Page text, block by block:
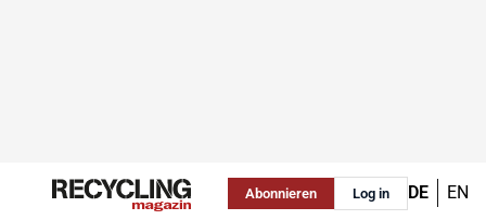
Abonnieren Log in DE EN